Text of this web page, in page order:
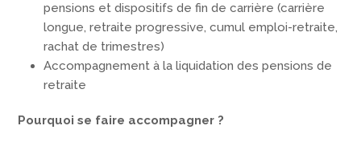
pensions et dispositifs de fin de carrière (carrière
longue, retraite progressive, cumul emploi-retraite,
rachat de trimestres)
Accompagnement à la liquidation des pensions de
retraite
Pourquoi se faire accompagner ?